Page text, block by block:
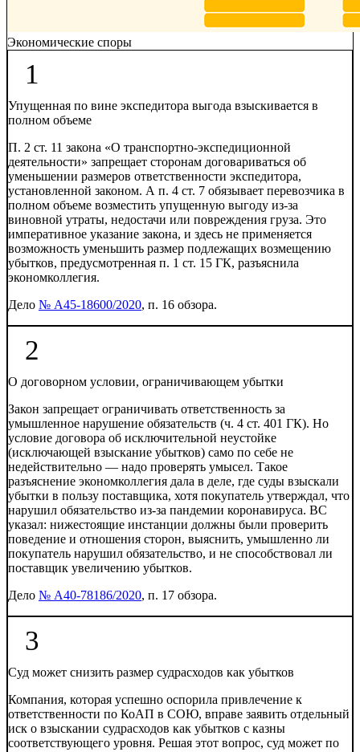
Экономические споры
1
Упущенная по вине экспедитора выгода взыскивается в
полном объеме
П. 2 ст. 11 закона «О транспортно-экспедиционной
деятельности» запрещает сторонам договариваться об
уменьшении размеров ответственности экспедитора,
установленной законом. А п. 4 ст. 7 обязывает перевозчика в
полном объеме возместить упущенную выгоду из-за
виновной утраты, недостачи или повреждения груза. Это
императивное указание закона, и здесь не применяется
возможность уменьшить размер подлежащих возмещению
убытков, предусмотренная п. 1 ст. 15 ГК, разъяснила
экономколлегия.
Дело № А45-18600/2020, п. 16 обзора.
2
О договорном условии, ограничивающем убытки
Закон запрещает ограничивать ответственность за
умышленное нарушение обязательств (ч. 4 ст. 401 ГК). Но
условие договора об исключительной неустойке
(исключающей взыскание убытков) само по себе не
недействительно — надо проверять умысел. Такое
разъяснение экономколлегия дала в деле, где суды взыскали
убытки в пользу поставщика, хотя покупатель утверждал, что
нарушил обязательство из-за пандемии коронавируса. ВС
указал: нижестоящие инстанции должны были проверить
поведение и отношения сторон, выяснить, умышленно ли
покупатель нарушил обязательство, и не способствовал ли
поставщик увеличению убытков.
Дело № А40-78186/2020, п. 17 обзора.
3
Суд может снизить размер судрасходов как убытков
Компания, которая успешно оспорила привлечение к
ответственности по КоАП в СОЮ, вправе заявить отдельный
иск о взыскании судрасходов как убытков с казны
соответствующего уровня. Решая этот вопрос, суд может по